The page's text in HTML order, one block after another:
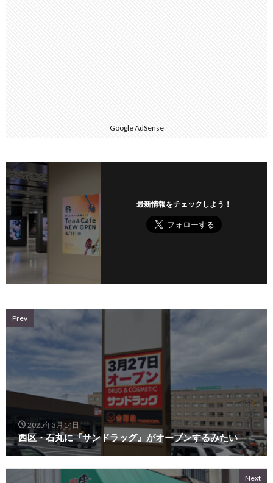
Google AdSense
最新情報をチェックしよう！
Prev
2025年3月14日
西区・石丸に『サンドラッグ』がオープンするみたい
Next